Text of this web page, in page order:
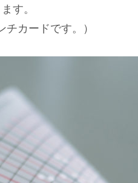
す。
カードです。）